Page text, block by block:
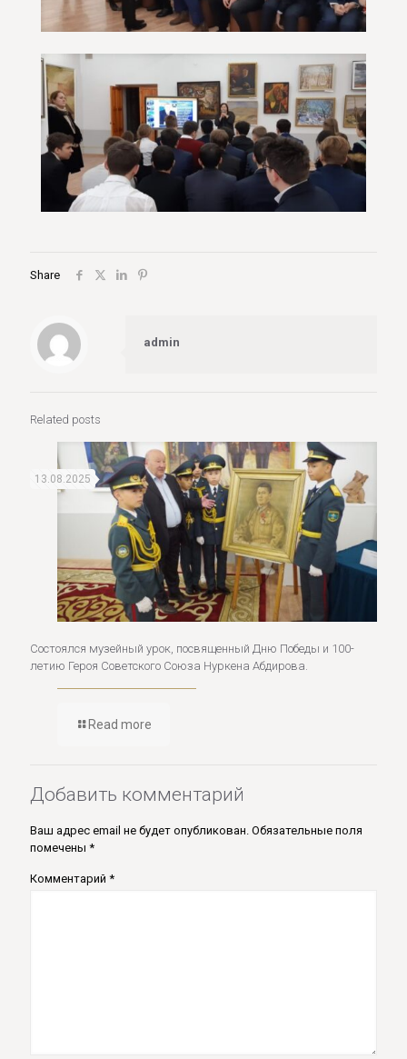
Share
admin
Related posts
13.08.2025
Cостоялся музейный урок, посвященный Дню Победы и 100-
летию Героя Советского Союза Нуркена Абдирова.
Read more
Добавить комментарий
Ваш адрес email не будет опубликован. Обязательные поля
помечены *
Комментарий *